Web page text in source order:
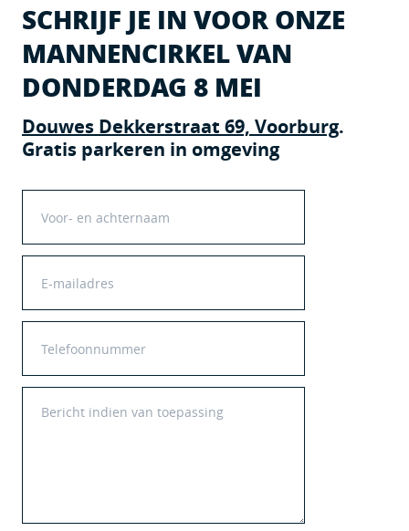
SCHRIJF JE IN VOOR ONZE
MANNENCIRKEL VAN
DONDERDAG 8 MEI
Douwes Dekkerstraat 69, Voorburg.
Gratis parkeren in omgeving